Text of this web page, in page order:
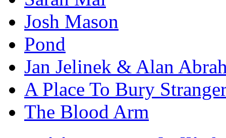
Josh Mason
Pond
Jan Jelinek & Alan
A Place To Bury
The Blood Arm